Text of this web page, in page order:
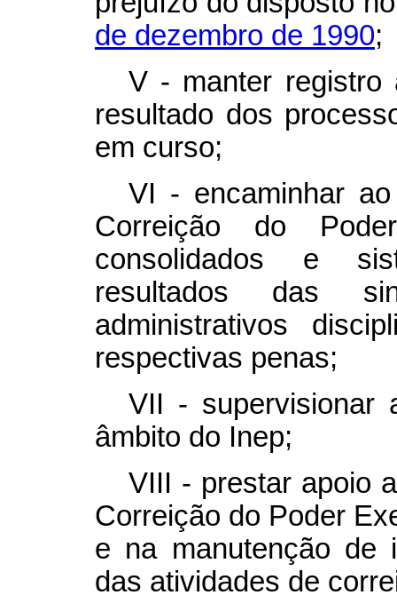
de dezembro de 1990;
V - manter registro
resultado dos
em curso;
VI - encaminhar
Correição do
consolidados e
resultados das
administrativos
respectivas penas;
VII - supervisionar
âmbito do Inep;
VIII - prestar apoio
Correição do Poder
e na manutenção de
das atividades de